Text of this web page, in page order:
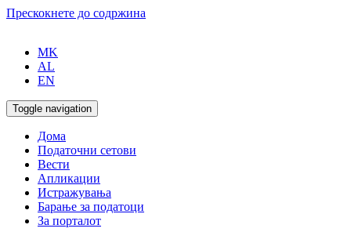
Прескокнете до содржина
MK
AL
EN
Toggle navigation
Дома
Податочни сетови
Вести
Апликации
Истражувања
Барање за податоци
За порталот